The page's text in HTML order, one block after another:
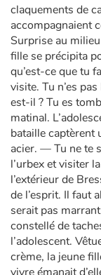
Apprendre les
Dyslexie,
Nos listes de
Les plus lus
Coups de coeur
claquements de
accompagnaient
Surprise au
fille se précipita
qu’est-ce que tu
visite. Tu n’es
est-il ? Tu es
matinal.
bataille captèrent
acier. — Tu ne te
l’urbex et visiter
l’extérieur de
de l’esprit. Il faut
serait pas
constellé de
l’adolescent.
crème, la jeune